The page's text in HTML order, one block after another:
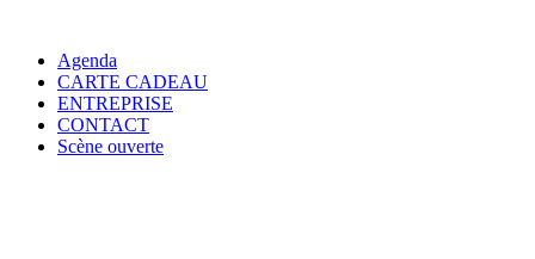
Agenda
CARTE CADEAU
ENTREPRISE
CONTACT
Scène ouverte